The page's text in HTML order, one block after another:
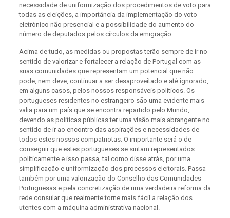
necessidade de uniformização dos procedimentos de voto para
todas as eleições, a importância da implementação do voto
eletrónico não presencial e a possibilidade do aumento do
número de deputados pelos círculos da emigração.
Acima de tudo, as medidas ou propostas terão sempre de ir no
sentido de valorizar e fortalecer a relação de Portugal com as
suas comunidades que representam um potencial que não
pode, nem deve, continuar a ser desaproveitado e até ignorado,
em alguns casos, pelos nossos responsáveis políticos. Os
portugueses residentes no estrangeiro são uma evidente mais-
valia para um país que se encontra repartido pelo Mundo,
devendo as políticas públicas ter uma visão mais abrangente no
sentido de ir ao encontro das aspirações e necessidades de
todos estes nossos compatriotas. O importante será o de
conseguir que estes portugueses se sintam representados
politicamente e isso passa, tal como disse atrás, por uma
simplificação e uniformização dos processos eleitorais. Passa
também por uma valorização do Conselho das Comunidades
Portuguesas e pela concretização de uma verdadeira reforma da
rede consular que realmente torne mais fácil a relação dos
utentes com a máquina administrativa nacional.